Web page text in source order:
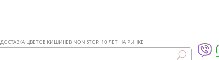
ДОСТАВКА ЦВЕТОВ КИШИНЕВ NON STOP. 10 ЛЕТ НА РЫНКЕ